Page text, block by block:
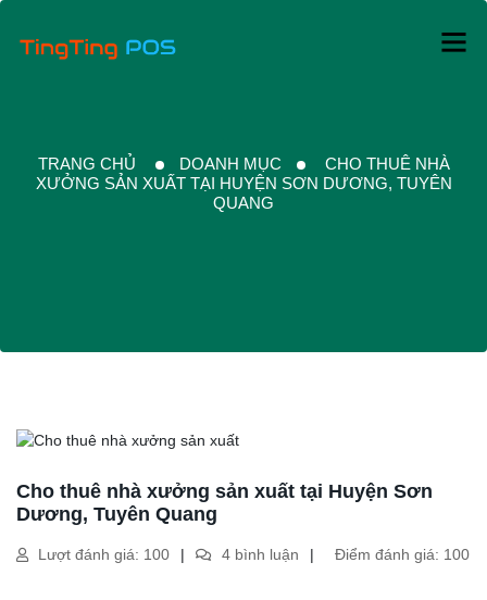
TRANG CHỦ DOANH MỤC
CHO THUÊ NHÀ
XƯỞNG SẢN XUẤT TẠI HUYỆN SƠN DƯƠNG, TUYÊN
QUANG
Cho thuê nhà xưởng sản xuất tại Huyện Sơn
Dương, Tuyên Quang
Lượt đánh giá: 100 4 bình luận Điểm đánh giá: 100